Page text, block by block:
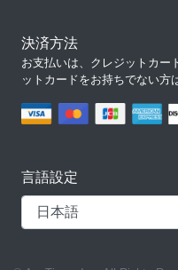
決済方法
お支払いは、クレジットカー
ットカードをお持ちでない方
言語設定